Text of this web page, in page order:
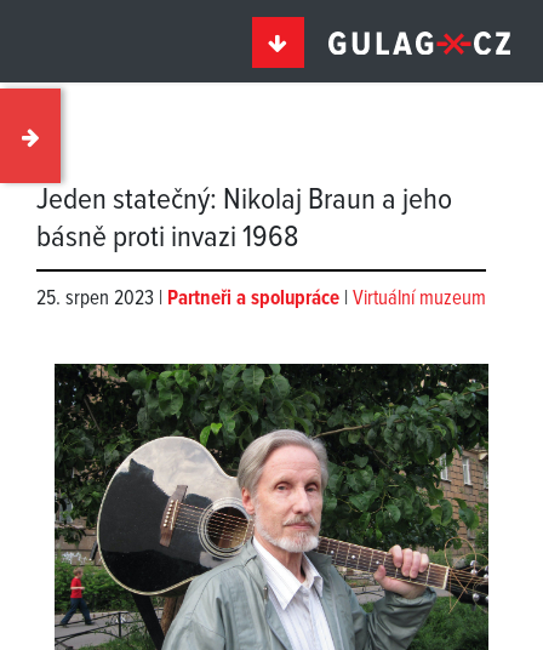
Jeden statečný: Nikolaj Braun a jeho
básně proti invazi 1968
25. srpen 2023 | Partneři a spolupráce | Virtuální muzeum